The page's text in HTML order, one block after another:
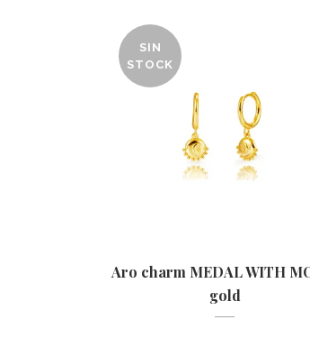
SIN
STOCK
Aro charm MEDAL WITH
gold